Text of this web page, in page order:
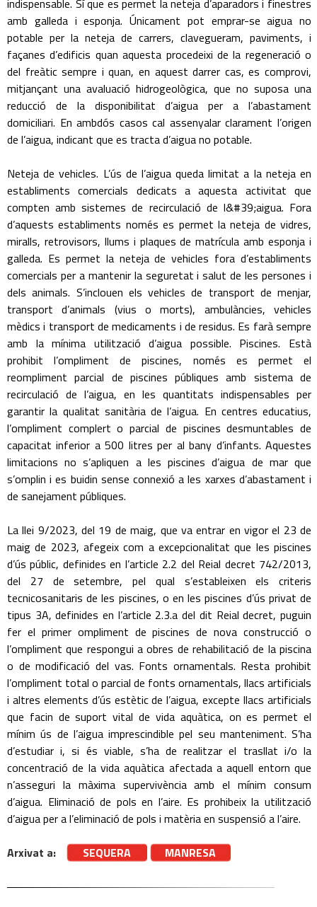
indispensable. Sí que es permet la neteja d’aparadors i finestres
amb galleda i esponja. Únicament pot emprar-se aigua no
potable per la neteja de carrers, clavegueram, paviments, i
façanes d’edificis quan aquesta procedeixi de la regeneració o
del freàtic sempre i quan, en aquest darrer cas, es comprovi,
mitjançant una avaluació hidrogeològica, que no suposa una
reducció de la disponibilitat d’aigua per a l’abastament
domiciliari. En ambdós casos cal assenyalar clarament l’origen
de l’aigua, indicant que es tracta d’aigua no potable.
Neteja de vehicles. L’ús de l’aigua queda limitat a la neteja en
establiments comercials dedicats a aquesta activitat que
compten amb sistemes de recirculació de l&#39;aigua. Fora
d’aquests establiments només es permet la neteja de vidres,
miralls, retrovisors, llums i plaques de matrícula amb esponja i
galleda. Es permet la neteja de vehicles fora d’establiments
comercials per a mantenir la seguretat i salut de les persones i
dels animals. S’inclouen els vehicles de transport de menjar,
transport d’animals (vius o morts), ambulàncies, vehicles
mèdics i transport de medicaments i de residus. Es farà sempre
amb la mínima utilització d’aigua possible. Piscines. Està
prohibit l’ompliment de piscines, només es permet el
reompliment parcial de piscines públiques amb sistema de
recirculació de l’aigua, en les quantitats indispensables per
garantir la qualitat sanitària de l’aigua. En centres educatius,
l’ompliment complert o parcial de piscines desmuntables de
capacitat inferior a 500 litres per al bany d’infants. Aquestes
limitacions no s’apliquen a les piscines d’aigua de mar que
s’omplin i es buidin sense connexió a les xarxes d’abastament i
de sanejament públiques.
La llei 9/2023, del 19 de maig, que va entrar en vigor el 23 de
maig de 2023, afegeix com a excepcionalitat que les piscines
d’ús públic, definides en l’article 2.2 del Reial decret 742/2013,
del 27 de setembre, pel qual s’estableixen els criteris
tecnicosanitaris de les piscines, o en les piscines d’ús privat de
tipus 3A, definides en l’article 2.3.a del dit Reial decret, puguin
fer el primer ompliment de piscines de nova construcció o
l’ompliment que respongui a obres de rehabilitació de la piscina
o de modificació del vas. Fonts ornamentals. Resta prohibit
l’ompliment total o parcial de fonts ornamentals, llacs artificials
i altres elements d’ús estètic de l’aigua, excepte llacs artificials
que facin de suport vital de vida aquàtica, on es permet el
mínim ús de l’aigua imprescindible pel seu manteniment. S’ha
d’estudiar i, si és viable, s’ha de realitzar el trasllat i/o la
concentració de la vida aquàtica afectada a aquell entorn que
n’asseguri la màxima supervivència amb el mínim consum
d’aigua. Eliminació de pols en l’aire. Es prohibeix la utilització
d’aigua per a l’eliminació de pols i matèria en suspensió a l’aire.
Arxivat a:
SEQUERA MANRESA